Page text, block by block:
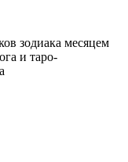
зодиака месяцем
и таро-